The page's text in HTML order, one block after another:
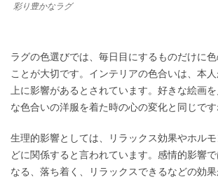
彩り豊かなラグ
ラグの色選びでは、毎日目にするものだけに
ことが大切です。インテリアの色合いは、本
上に影響があるとされています。好きな絵画
な色合いの洋服を着た時の心の変化と同じです
生理的影響としては、リラックス効果やホル
どに関係すると言われています。感情的影響で
なる、落ち着く、リラックスできるなどの効果